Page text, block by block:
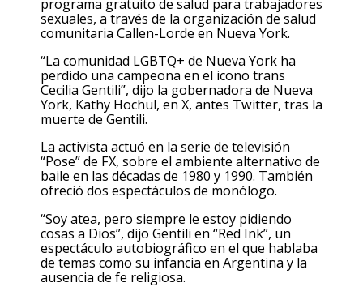
programa gratuito de salud para trabajadores
sexuales, a través de la organización de salud
comunitaria Callen-Lorde en Nueva York.
“La comunidad LGBTQ+ de Nueva York ha
perdido una campeona en el icono trans
Cecilia Gentili”, dijo la gobernadora de Nueva
York, Kathy Hochul, en X, antes Twitter, tras la
muerte de Gentili.
La activista actuó en la serie de televisión
“Pose” de FX, sobre el ambiente alternativo de
baile en las décadas de 1980 y 1990. También
ofreció dos espectáculos de monólogo.
“Soy atea, pero siempre le estoy pidiendo
cosas a Dios”, dijo Gentili en “Red Ink”, un
espectáculo autobiográfico en el que hablaba
de temas como su infancia en Argentina y la
ausencia de fe religiosa.